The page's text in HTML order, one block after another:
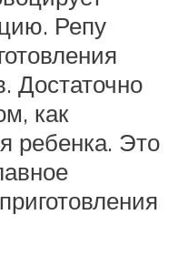
Репу
Достаточно
как
ребенка. Это